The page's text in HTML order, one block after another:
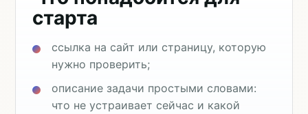
старта
ссылка на сайт или страницу, которую
нужно проверить;
описание задачи простыми словами:
что не устраивает сейчас и какой